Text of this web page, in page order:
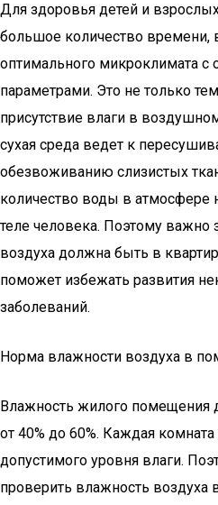
Для здоровья детей и
большое количество времени,
оптимального микроклимата
параметрами. Это не только
присутствие влаги в
сухая среда ведет к
обезвоживанию слизистых
количество воды в
теле человека. Поэтому важно
воздуха должна быть в
поможет избежать развития
заболеваний.
Норма влажности воздуха в
Влажность жилого помещения
от 40% до 60%. Каждая
допустимого уровня влаги.
проверить влажность воздуха